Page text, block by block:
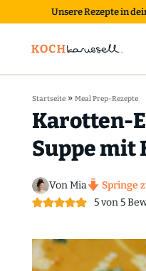
Unsere Rezepte in
Startseite» Meal Prep-Rezepte
Karotten-
Suppe mit
Von Mia
Springe
5von5